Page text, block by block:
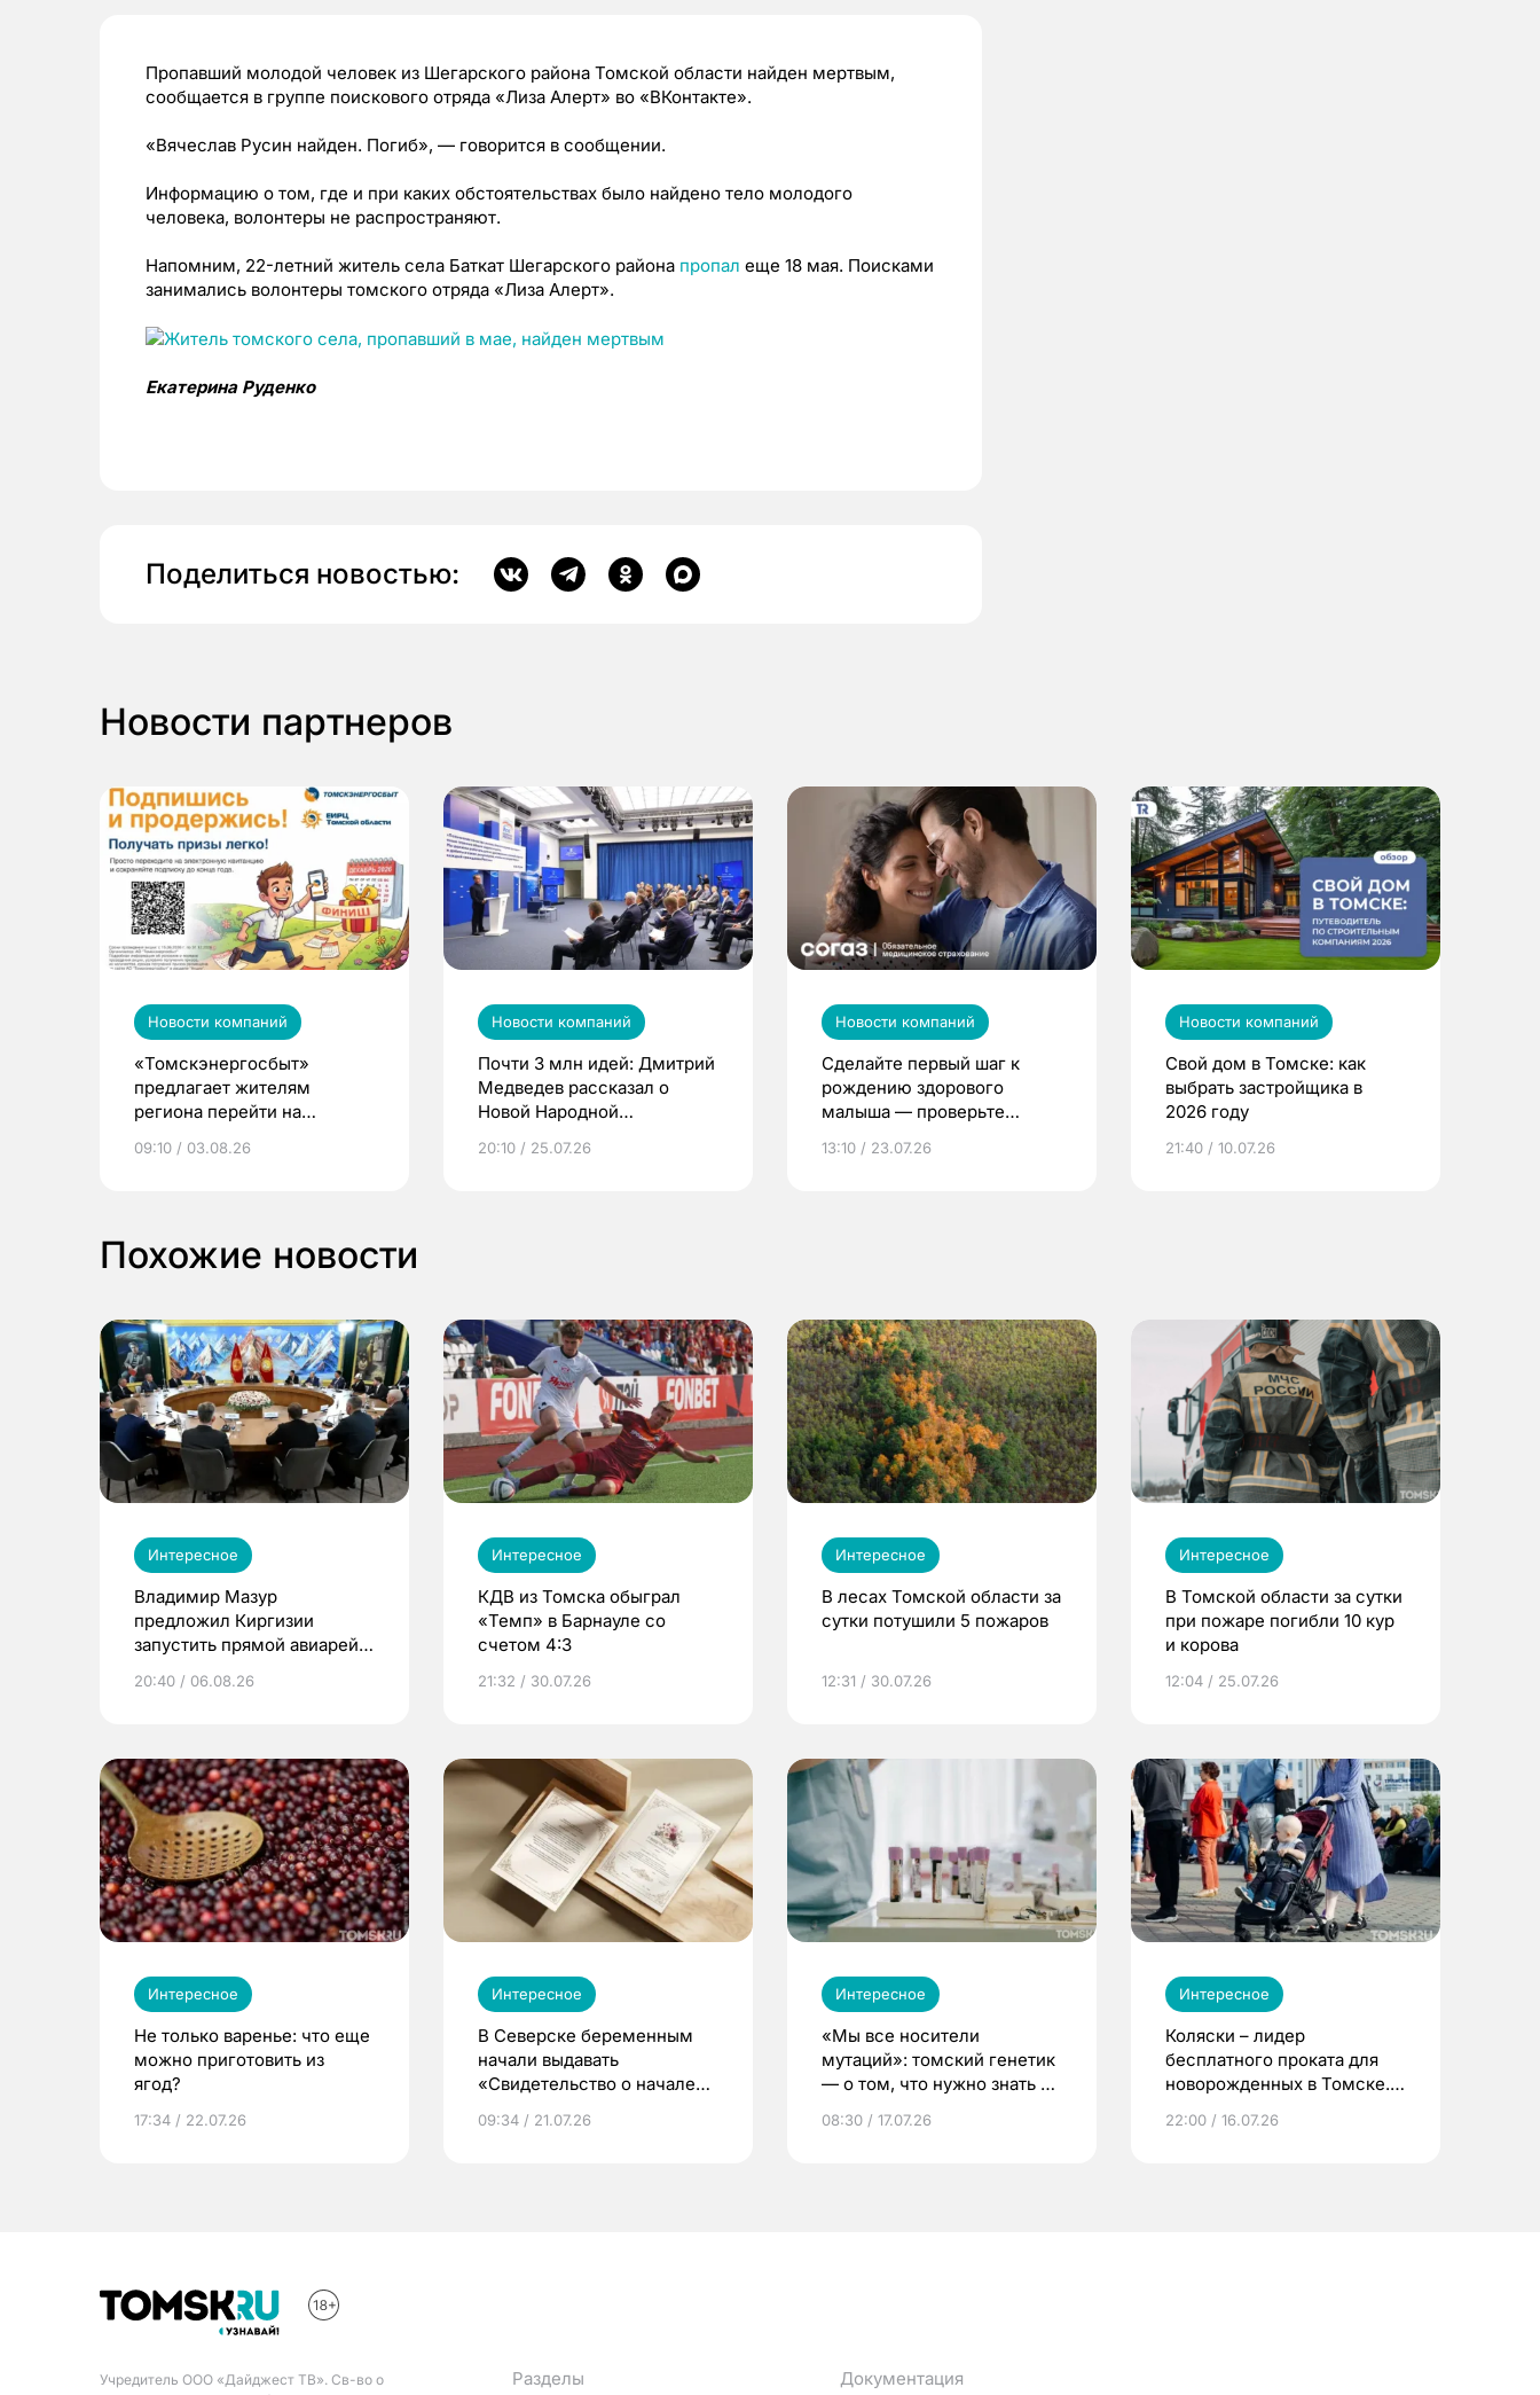
Пропавший молодой человек из Шегарского района Томской области найден мертвым,
сообщается в группе поискового отряда «Лиза Алерт» во «ВКонтакте».
«Вячеслав Русин найден. Погиб», — говорится в сообщении.
Информацию о том, где и при каких обстоятельствах было найдено тело молодого
человека, волонтеры не распространяют.
Напомним, 22-летний житель села Баткат Шегарского района пропал еще 18 мая. Поисками
занимались волонтеры томского отряда «Лиза Алерт».
Екатерина Руденко
Поделиться новостью:
Новости партнеров
Новости компаний
«Томскэнергосбыт»
предлагает жителям
региона перейти на
выиграть призы
09:10 / 03.08.26
Новости компаний
Почти 3 млн идей: Дмитрий
Медведев рассказал о
Новой Народной
20:10 / 25.07.26
Новости компаний
Сделайте первый шаг к
рождению здорового
малыша — проверьте
по ОМС!
13:10 / 23.07.26
Новости компаний
Свой дом в Томске: как
выбрать застройщика в
2026 году
21:40 / 10.07.26
Похожие новости
Интересное
Владимир Мазур
предложил Киргизии
запустить прямой авиарейс
20:40 / 06.08.26
Интересное
КДВ из Томска обыграл
«Темп» в Барнауле со
счетом 4:3
21:32 / 30.07.26
Интересное
В лесах Томской области за
сутки потушили 5 пожаров
12:31 / 30.07.26
Интересное
В Томской области за сутки
при пожаре погибли 10 кур
и корова
12:04 / 25.07.26
Интересное
Не только варенье: что еще
можно приготовить из
ягод?
17:34 / 22.07.26
Интересное
В Северске беременным
начали выдавать
«Свидетельство о начале
09:34 / 21.07.26
Интересное
«Мы все носители
мутаций»: томский генетик
— о том, что нужно знать до
08:30 / 17.07.26
Интересное
Коляски – лидер
бесплатного проката для
новорожденных в Томске.
22:00 / 16.07.26
Учредитель ООО «Дайджест ТВ». Св-во о
Разделы Документация